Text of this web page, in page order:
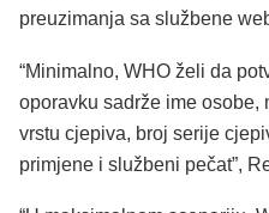
preuzimanja sa službene
“Minimalno, WHO želi da
oporavku sadrže ime osobe,
vrstu cjepiva, broj serije
primjene i službeni pečat”,